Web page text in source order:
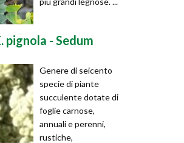
pignola - Sedum
Genere di seicento
specie di piante
succulente dotate di
foglie carnose,
annuali e perenni,
rustiche,